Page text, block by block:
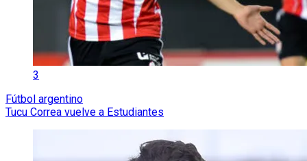
3
Fútbol argentino
Tucu Correa vuelve a Estudiantes